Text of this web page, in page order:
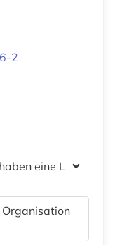
2
eine Lizenz